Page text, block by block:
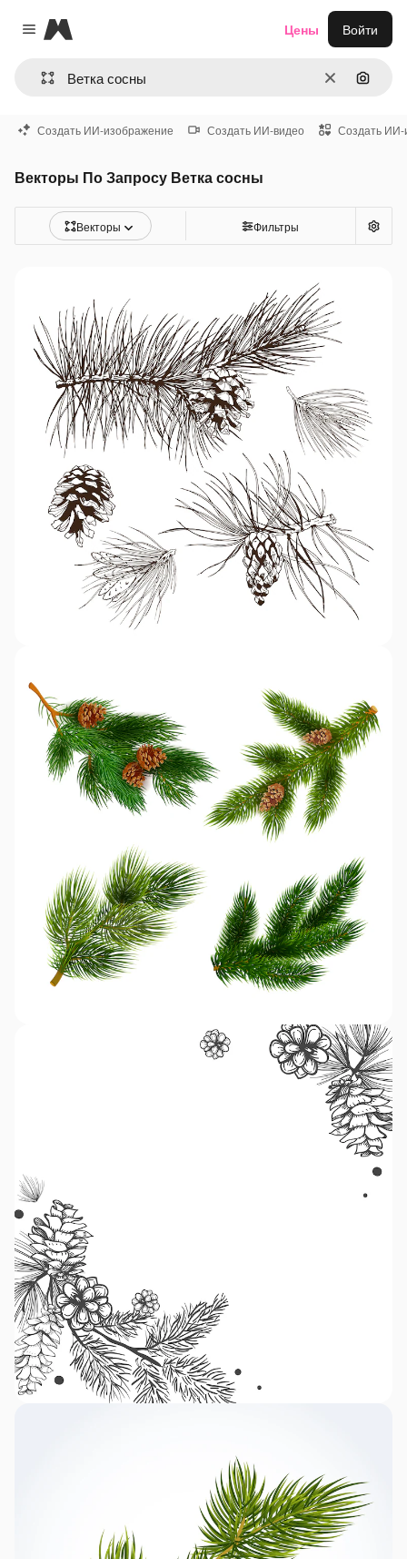
Close menu
Magnific
ОчиститьПоиск
Цены Войти
Создать ИИ-изображение Создать ИИ-видео Создать ИИ-
Векторы По Запросу Ветка сосны
Векторы Фильтры